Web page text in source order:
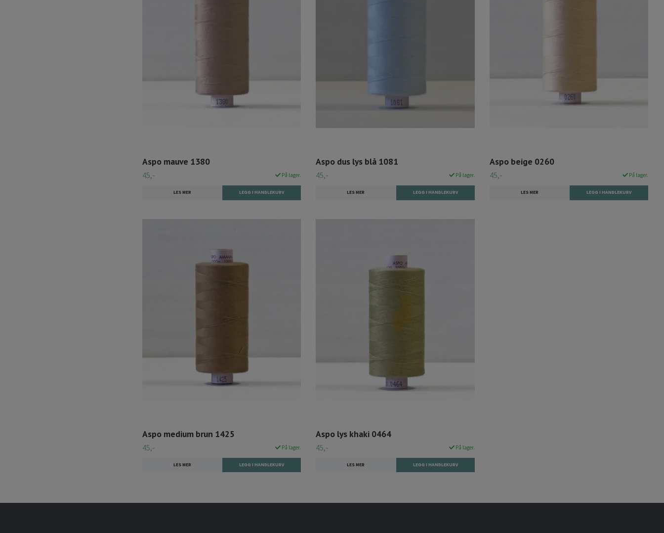
Aspo mauve 1380
45,- På lager.
LES MER
Aspo dus lys blå 1081
45,- På lager.
LES MER
Aspo beige 0260
45,- På lager.
LES MER
Aspo medium brun 1425
45,- På lager.
LES MER
Aspo lys khaki 0464
45,- På lager.
LES MER